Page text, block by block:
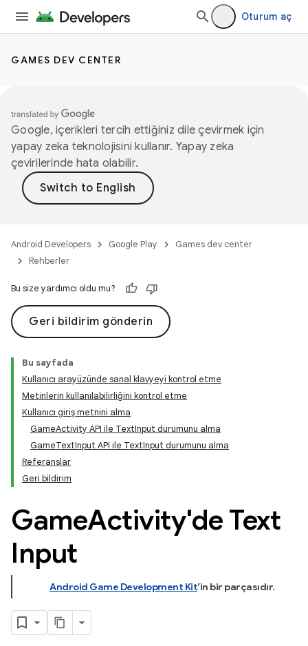
Oturum aç
GAMES DEV CENTER
Google, içerikleri tercih ettiğiniz dile çevirmek için
yapay zeka teknolojisini kullanır. Yapay zeka
çevirilerinde hata olabilir.
Android Developers Google Play
Games dev center
Rehberler
Bu size yardımcı oldu mu?
Geri bildirim gönderin
Bu sayfada
Kullanıcı arayüzünde sanal klavyeyi kontrol etme
Metinlerin kullanılabilirliğini kontrol etme
Kullanıcı giriş metnini alma
GameActivity API ile TextInput durumunu alma
GameTextInput API ile TextInput durumunu alma
Referanslar
Geri bildirim
GameActivity'de Text
Input
Android Game Development Kit'in bir parçasıdır.